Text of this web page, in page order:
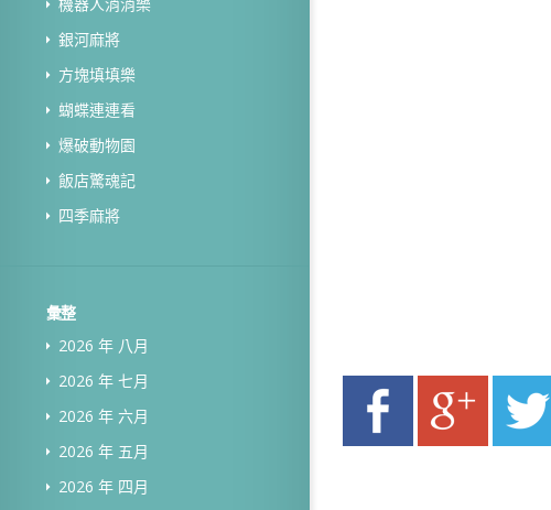
機器人消消樂
銀河麻將
方塊填填樂
蝴蝶連連看
爆破動物園
飯店驚魂記
四季麻將
彙整
2026 年 八月
2026 年 七月
2026 年 六月
2026 年 五月
2026 年 四月